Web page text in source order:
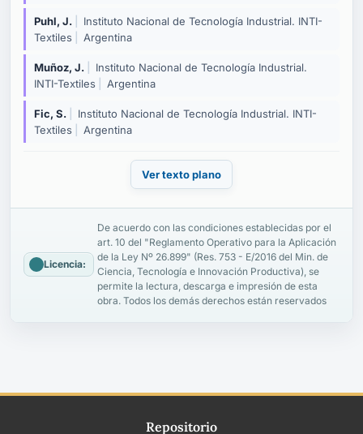
Puhl, J.
Instituto Nacional de Tecnología Industrial. INTI-
Textiles
Argentina
Muñoz, J.
Instituto Nacional de Tecnología Industrial.
INTI-Textiles
Argentina
Fic, S.
Instituto Nacional de Tecnología Industrial. INTI-
Textiles
Argentina
Ver texto plano
Licencia:
De acuerdo con las condiciones establecidas por el
art. 10 del "Reglamento Operativo para la Aplicación
de la Ley Nº 26.899" (Res. 753 - E/2016 del Min. de
Ciencia, Tecnología e Innovación Productiva), se
permite la lectura, descarga e impresión de esta
obra. Todos los demás derechos están reservados
Repositorio